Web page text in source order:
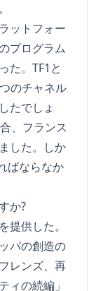
ットフォー
プログラム
た。TF1と
のチャネル
たでしょ
、フランス
した。しか
ばならなか
か?
提供した。
パの創造の
レンズ、再
ィの続編」